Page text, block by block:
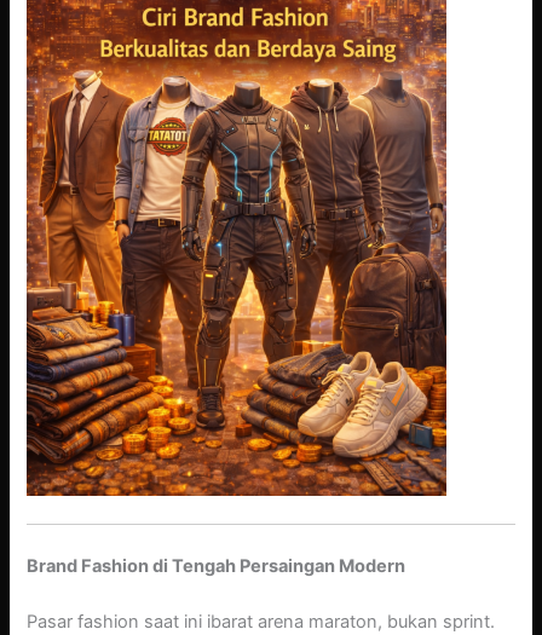
Brand Fashion di Tengah Persaingan Modern
Pasar fashion saat ini ibarat arena maraton, bukan sprint.